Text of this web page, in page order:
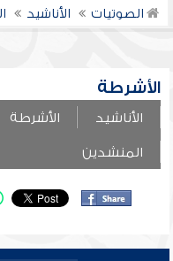
الصوتيات الأناشيد
الأشرطة
الأناشيد الأشرطة
المنشدين